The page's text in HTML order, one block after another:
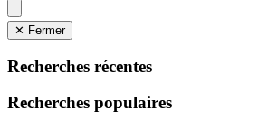
✕ Fermer
Recherches récentes
Recherches populaires